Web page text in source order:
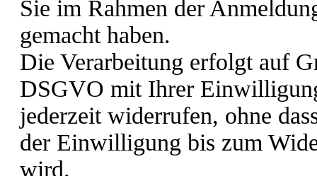
Sie im Rahmen der
gemacht haben.
Die Verarbeitung erfolgt auf
DSGVO mit Ihrer
jederzeit widerrufen, ohne
der Einwilligung bis zum
wird.